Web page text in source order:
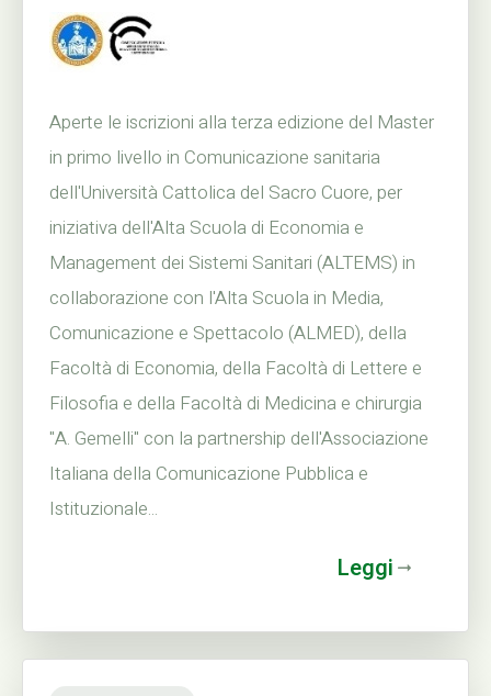
Aperte le iscrizioni alla terza edizione del Master
in primo livello in Comunicazione sanitaria
dell'Università Cattolica del Sacro Cuore, per
iniziativa dell'Alta Scuola di Economia e
Management dei Sistemi Sanitari (ALTEMS) in
collaborazione con l'Alta Scuola in Media,
Comunicazione e Spettacolo (ALMED), della
Facoltà di Economia, della Facoltà di Lettere e
Filosofia e della Facoltà di Medicina e chirurgia
"A. Gemelli" con la partnership dell'Associazione
Italiana della Comunicazione Pubblica e
Istituzionale...
Leggi